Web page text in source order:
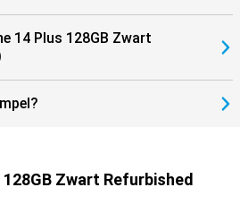
14 Plus 128GB Zwart
Zwart Refurbished